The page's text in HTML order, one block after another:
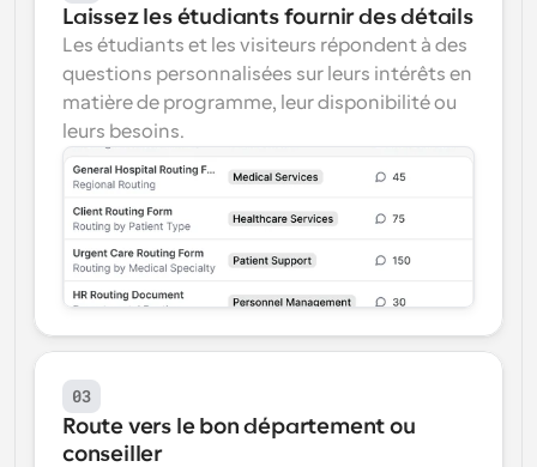
Laissez les étudiants fournir des détails
Les étudiants et les visiteurs répondent à des
questions personnalisées sur leurs intérêts en
matière de programme, leur disponibilité ou
leurs besoins.
03
Route vers le bon département ou
conseiller